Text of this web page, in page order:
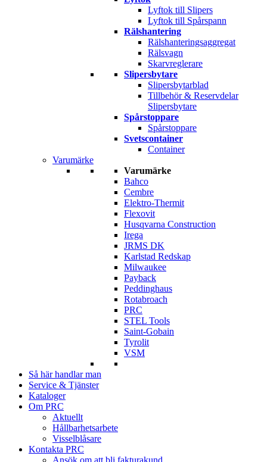
Lyftok till Slipers
Lyftok till Spårspann
Rälshantering
Rälshanteringsaggregat
Rälsvagn
Skarvreglerare
Slipersbytare
Slipersbytarblad
Tillbehör & Reservdelar
Slipersbytare
Spårstoppare
Spårstoppare
Svetscontainer
Container
Varumärke
Varumärke
Bahco
Cembre
Elektro-Thermit
Flexovit
Husqvarna Construction
Irega
JRMS DK
Karlstad Redskap
Milwaukee
Payback
Peddinghaus
Rotabroach
PRC
STEL Tools
Saint-Gobain
Tyrolit
VSM
Så här handlar man
Service & Tjänster
Kataloger
Om PRC
Aktuellt
Hållbarhetsarbete
Visselblåsare
Kontakta PRC
Ansök om att bli fakturakund